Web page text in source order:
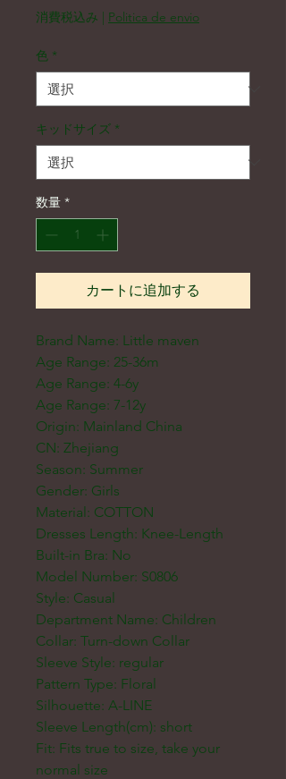
消費税込み | Politica de envio
色 *
キッドサイズ *
数量 *
カートに追加する
Brand Name: Little maven
Age Range: 25-36m
Age Range: 4-6y
Age Range: 7-12y
Origin: Mainland China
CN: Zhejiang
Season: Summer
Gender: Girls
Material: COTTON
Dresses Length: Knee-Length
Built-in Bra: No
Model Number: S0806
Style: Casual
Department Name: Children
Collar: Turn-down Collar
Sleeve Style: regular
Pattern Type: Floral
Silhouette: A-LINE
Sleeve Length(cm): short
Fit: Fits true to size, take your
normal size